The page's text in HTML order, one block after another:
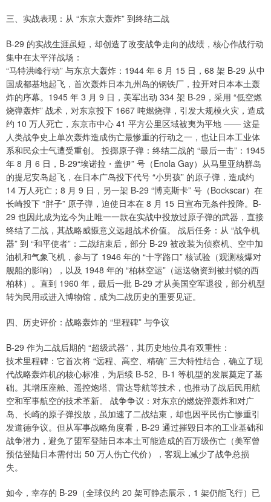
三、实战表现：从 “东京大轰炸” 到终结二战
B-29 的实战生涯虽短，却创造了改变战争走向的战绩，核心作战行动
集中在太平洋战场：
“马特洪峰行动” 与东京大轰炸：1944 年 6 月 15 日，68 架 B-29 从中
国成都基地起飞，首次轰炸日本九州岛的钢铁厂，拉开对日本本土轰
炸的序幕。1945 年 3 月 9 日，美军出动 334 架 B-29，采用 “低空燃
烧弹轰炸” 战术，对东京投下 1667 吨燃烧弹，引发大规模火灾，造成
约 10 万人死亡，东京市中心 41 平方公里区域被夷为平地 —— 这是
人类战争史上单次轰炸造成伤亡最惨重的行动之一，也让日本工业体
系和民众士气遭受重创。 投掷原子弹：终结二战的 “最后一击”：1945
年 8 月 6 日，B-29“埃诺拉・盖伊” 号（Enola Gay）从马里亚纳群岛
的提尼安岛起飞，在日本广岛投下代号 “小男孩” 的原子弹，造成约
14 万人死亡；8 月 9 日，另一架 B-29 “博克斯卡” 号（Bockscar）在
长崎投下 “胖子” 原子弹，迫使日本在 8 月 15 日宣布无条件投降。B-
29 也因此成为迄今为止唯一一款在实战中投放过原子弹的武器，直接
终结了二战，其战略威慑意义远超战术价值。 战后任务：从 “战争机
器” 到 “和平使者”：二战结束后，部分 B-29 被改装为侦察机、空中加
油机和气象飞机，参与了 1946 年的 “十字路口” 核试验（观测核爆对
舰船的影响），以及 1948 年的 “柏林空运”（运送物资到被封锁的西
柏林）。直到 1960 年，最后一批 B-29 才从美国空军退役，部分机型
转为民用或进入博物馆，成为二战历史的重要见证。
四、历史评价：战略轰炸的 “里程碑” 与争议
B-29 作为二战后期的 “超级武器”，其历史地位具有双重性：
技术里程碑：它首次将 “远程、高空、精确” 三大特性结合，确立了现
代战略轰炸机的核心标准，为后续 B-52、B-1 等机型的发展奠定了基
础。其增压座舱、遥控炮塔、雷达导航等技术，也推动了战后民用航
空和军事航空的技术革新。 战争争议：对东京的燃烧弹轰炸和对广
岛、长崎的原子弹投放，虽加速了二战结束，却也因平民伤亡惨重引
发道德争议。但从军事战略角度看，B-29 通过摧毁日本的工业基础和
战争潜力，避免了盟军登陆日本本土可能造成的百万级伤亡（美军曾
预估登陆日本需付出 50 万人伤亡代价），客观上减少了战争总损
失。
如今，幸存的 B-29（全球仅约 20 架可静态展示，1 架仍能飞行）已